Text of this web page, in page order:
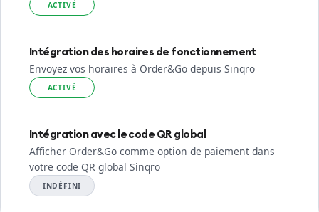
ACTIVÉ
Intégration des horaires de fonctionnement
Envoyez vos horaires à Order&Go depuis Sinqro
ACTIVÉ
Intégration avec le code QR global
Afficher Order&Go comme option de paiement dans
votre code QR global Sinqro
INDÉFINI